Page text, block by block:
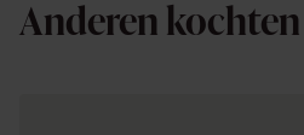
Anderen